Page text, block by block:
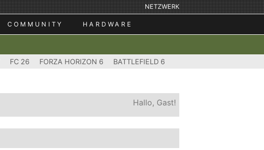
NETZWERK
COMMUNITY HARDWARE
FC 26 FORZA HORIZON 6 BATTLEFIELD 6
Hallo, Gast!